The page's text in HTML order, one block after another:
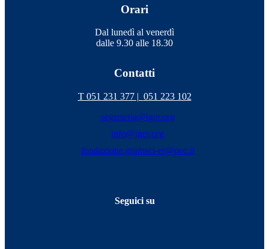
Orari
Dal lunedì al venerdì
dalle 9.30 alle 18.30
Contatti
T 051 231 377 | 051 223 102
segreteria@iger.org
info@iger.org
fondazione.gramsci-er@pec.it
Seguici su